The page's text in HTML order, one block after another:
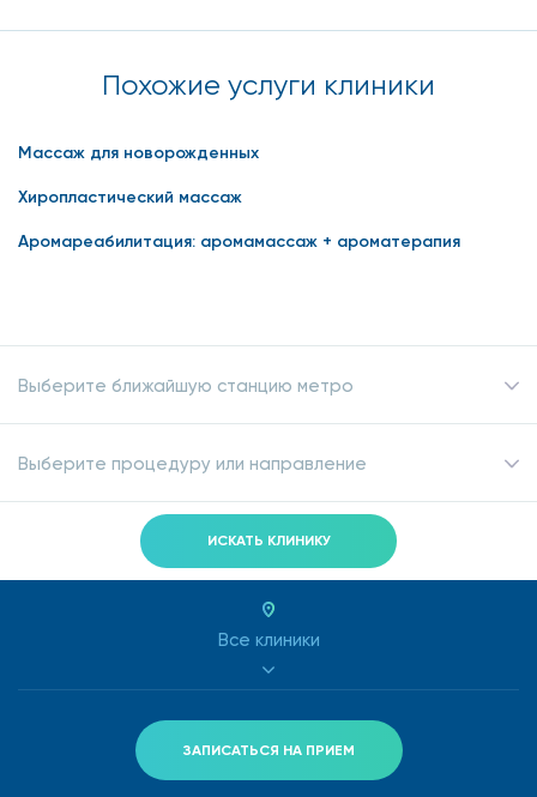
Похожие услуги клиники
Массаж для новорожденных
Хиропластический массаж
Аромареабилитация: аромамассаж + ароматерапия
Выберите ближайшую станцию метро
Выберите процедуру или направление
ИСКАТЬ КЛИНИКУ
Все клиники
ЗАПИСАТЬСЯ НА ПРИЕМ